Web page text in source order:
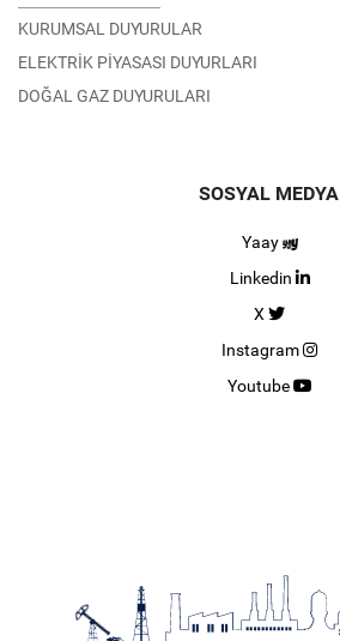
KURUMSAL DUYURULAR
ELEKTRİK PİYASASI DUYURLARI
DOĞAL GAZ DUYURULARI
SOSYAL MEDYA
Yaay
Linkedin
X
Instagram
Youtube